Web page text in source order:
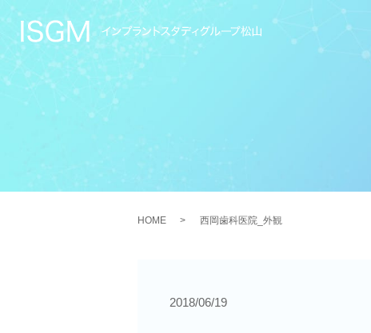
HOME 西岡歯科医院_外観
2018/06/19